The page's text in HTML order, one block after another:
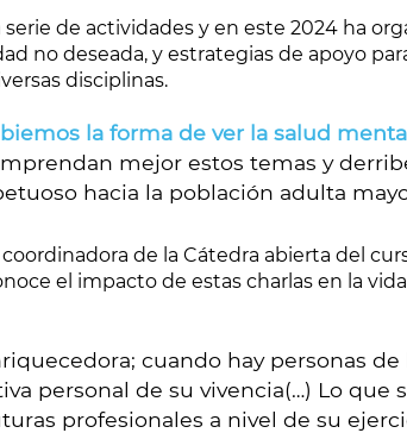
de actividades y en este 2024 ha
no deseada, y estrategias de apoyo
disciplinas.
la forma de ver la salud
mejor estos temas y
hacia la población adulta
de la Cátedra abierta del
el impacto de estas charlas en la
cuando hay personas
personal de su vivencia(…) Lo que
profesionales a nivel de su